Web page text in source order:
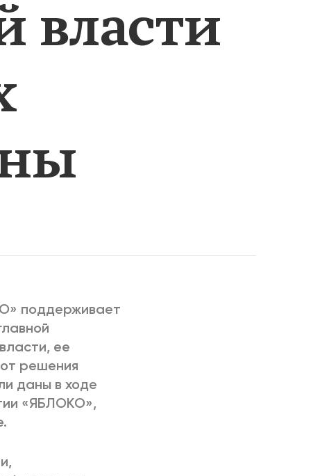
власти
поддерживает
ее
решения
даны в ходе
«ЯБЛОКО»,